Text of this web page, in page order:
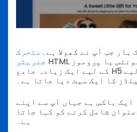
بار جب آپ نے کھولا ہے۔ متحرک QR کوڈ
جنریٹر HTML کے لیے، آپ کے ایونٹس یا پروموز
کے لیے ایک زیادہ جامع H5 صفحہ بنانے کے لیے
کا ایک سیٹ دیا جاتا ہے۔
ایک باکس ہے جہاں آپ سے اپنے
شامل کرنے کو کہا جاتا
ہے۔